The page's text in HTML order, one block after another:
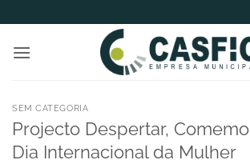
to
content
SEM CATEGORIA
Projecto Despertar,
Dia Internacional da Mulher